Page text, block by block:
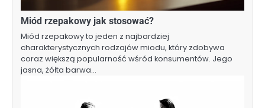
Miód rzepakowy jak stosować?
Miód rzepakowy to jeden z najbardziej
charakterystycznych rodzajów miodu, który zdobywa
coraz większą popularność wśród konsumentów. Jego
jasna, żółta barwa…